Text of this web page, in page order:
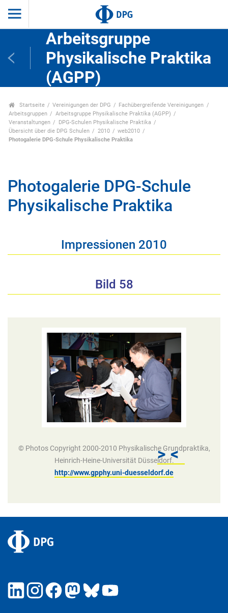
Arbeitsgruppe
Physikalische Praktika
(AGPP)
Startseite Vereinigungen der DPG
Fachübergreifende Vereinigungen
Arbeitsgruppen
Arbeitsgruppe Physikalische Praktika (AGPP)
Veranstaltungen
DPG-Schulen Physikalische Praktika
Übersicht über die DPG Schulen
2010
web2010
Photogalerie DPG-Schule Physikalische Praktika
Photogalerie DPG-Schule
Physikalische Praktika
Impressionen 2010
Bild 58
<
>
© Photos Copyright 2000-2010 Physikalische Grundpraktika,
Heinrich-Heine-Universität Düsseldorf.
http://www.gpphy.uni-duesseldorf.de